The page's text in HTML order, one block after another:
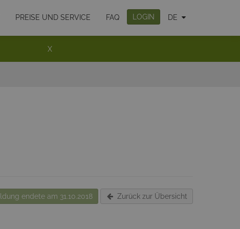
PREISE UND SERVICE FAQ LOGIN DE
X
endete am 31.10.2018 Zurück zur Übersicht